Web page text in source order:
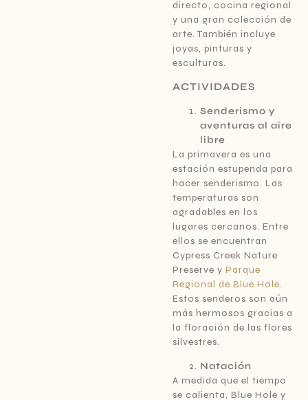
directo, cocina regional
y una gran colección de
arte. También incluye
joyas, pinturas y
esculturas.
ACTIVIDADES
Senderismo y
aventuras al aire
libre
La primavera es una
estación estupenda para
hacer senderismo. Las
temperaturas son
agradables en los
lugares cercanos. Entre
ellos se encuentran
Cypress Creek Nature
Preserve y Parque
Regional de Blue Hole.
Estos senderos son aún
más hermosos gracias a
la floración de las flores
silvestres.
Natación
A medida que el tiempo
se calienta, Blue Hole y